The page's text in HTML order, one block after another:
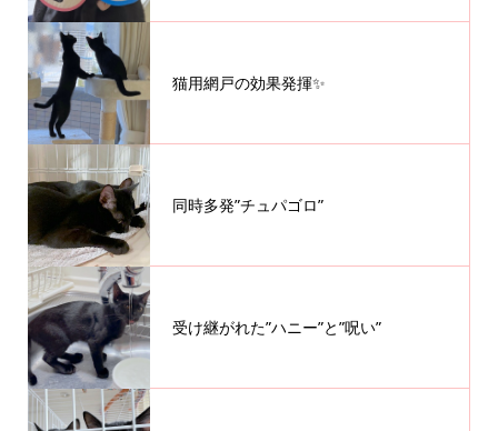
猫用網戸の効果発揮✨
同時多発”チュパゴロ”
受け継がれた”ハニー”と”呪い”